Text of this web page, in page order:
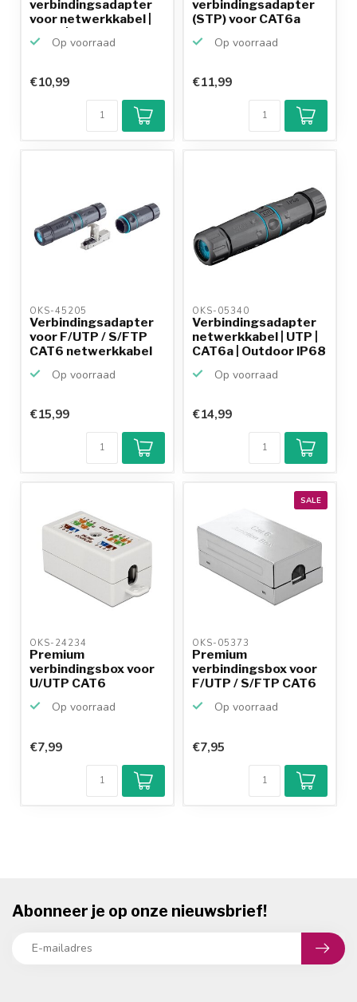
verbindingsadapter
voor netwerkkabel |
CAT7 | STP
Op voorraad
€10,99
verbindingsadapter
(STP) voor CAT6a
Op voorraad
€11,99
OKS-45205
Verbindingsadapter
voor F/UTP / S/FTP
CAT6 netwerkkabel
Op voorraad
€15,99
OKS-05340
Verbindingsadapter
netwerkkabel | UTP |
CAT6a | Outdoor IP68
Op voorraad
Klantenbeoordeling
9,2/10
Achteraf
betalen mogelijk
productkennis
€14,99
OKS-24234
Premium
verbindingsbox voor
U/UTP CAT6
Op voorraad
€7,99
SALE
OKS-05373
Premium
verbindingsbox voor
F/UTP / S/FTP CAT6
Op voorraad
€7,95
Abonneer je op onze nieuwsbrief!